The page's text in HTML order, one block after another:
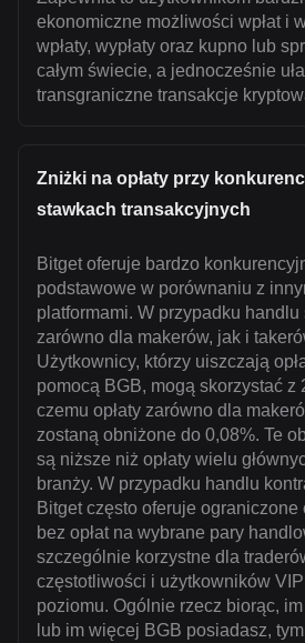
ekonomiczne możliwości wpłat i
wpłaty, wypłaty oraz kupno lub
całym świecie, a jednocześnie
transgraniczne transakcje
Zniżki na opłaty przy
stawkach transakcyjnych
Bitget oferuje bardzo
podstawowe w porównaniu z
platformami. W przypadku handlu
zarówno dla makerów, jak i
Użytkownicy, którzy uiszczają
pomocą BGB, mogą skorzystać z
czemu opłaty zarówno dla
zostaną obniżone do 0,08%. Te
są niższe niż opłaty wielu
branży. W przypadku handlu
Bitget często oferuje
bez opłat na wybrane pary
szczególnie korzystne dla
częstotliwości i użytkowników
poziomu. Ogólnie rzecz biorąc,
lub im więcej BGB posiadasz,